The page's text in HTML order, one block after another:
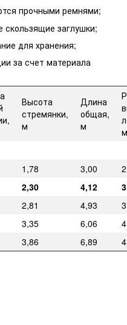
прочными ремнями;
скользящие заглушки;
для хранения;
за счет материала
Высота
стремянки,
м
Длина
общая,
м
м
1,78 3,00
2,30 4,12
2,81 4,93
3,35 6,06
3,86 6,89